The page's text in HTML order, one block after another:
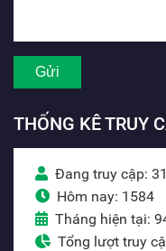
THỐNG KÊ TRUY
Đang truy cập: 31
Hôm nay: 1584
Tháng hiện tại:
Tổng lượt truy